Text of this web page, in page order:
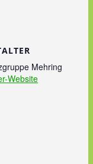
Mehring
Website